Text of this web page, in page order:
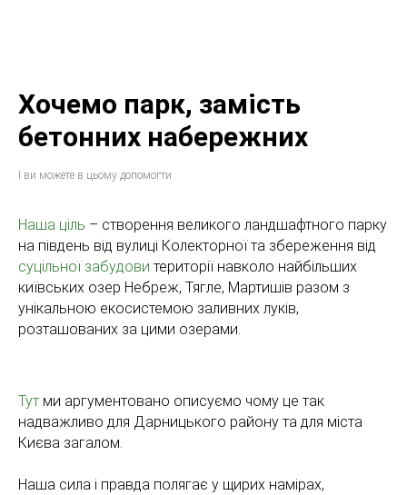
Хочемо парк, замість
бетонних набережних
І ви можете в цьому допомогти
Наша ціль – створення великого ландшафтного парку
на південь від вулиці Колекторної та збереження від
суцільної забудови території навколо найбільших
київських озер Небреж, Тягле, Мартишів разом з
унікальною екосистемою заливних луків,
розташованих за цими озерами.
Тут ми аргументовано описуємо чому це так
надважливо для Дарницького району та для міста
Києва загалом.
Наша сила і правда полягає у щирих намірах,